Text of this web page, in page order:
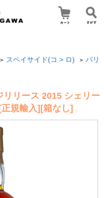
> スペイサイド(コ > ロ) > バリ
リース 2015 シェリー
規輸入][箱なし]